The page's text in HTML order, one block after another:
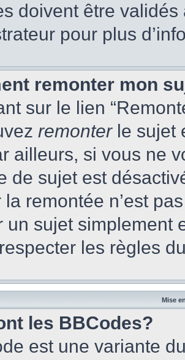
doivent être validés
pour plus
remonter mon
sur le lien
remonterle sujet
ailleurs, si vous ne
de sujet est
la remontée n’est
un sujet simplement
les règles
Mise
les BBCodes?
est une variante